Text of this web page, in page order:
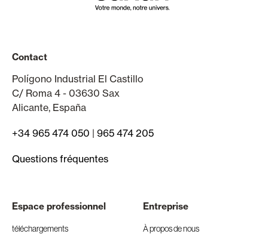
Contact
Polígono Industrial El Castillo
C/ Roma 4 - 03630 Sax
Alicante, España
+34 965 474 050 | 965 474 205
Questions fréquentes
Espace professionnel
téléchargements
Entreprise
À propos de nous